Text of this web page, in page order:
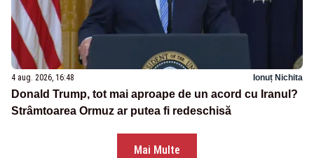
4 aug. 2026, 16:48 Ionuț Nichita
Donald Trump, tot mai aproape de un acord cu Iranul?
Strâmtoarea Ormuz ar putea fi redeschisă
Mai Multe